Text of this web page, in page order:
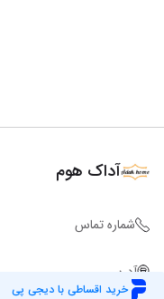
خرید اقساطی با دیجی پی
آداک هوم
شماره تماس
آدرس